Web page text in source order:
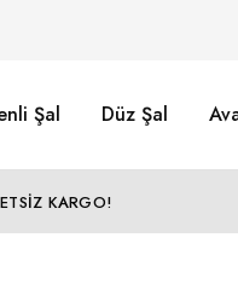
Şal Düz Şal
KARGO!